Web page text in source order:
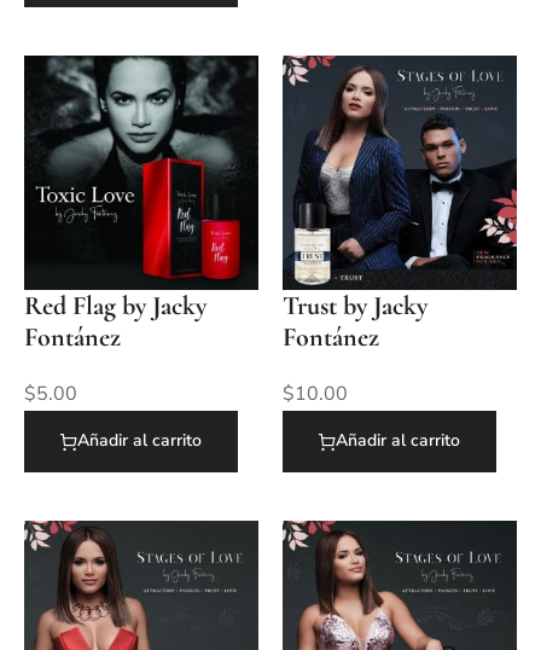
Red Flag by Jacky
Fontánez
$5.00
Añadir al carrito
Trust by Jacky
Fontánez
$10.00
Añadir al carrito